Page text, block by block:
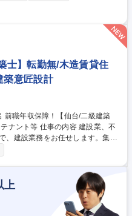
だきます。 【具体的に
担当業務からスタート ■SE構法を
基本設計）■地域特性や設計トレ
・施工方法などの詳細検討（意
およびプレゼンテーション■積
品・施工の確認 ■協力会社との
士】転勤無/木造賃貸住
築意匠設計
容 建設業、不
、建設業務をお任せします。集合
、倉庫、戸建住宅など幅広い用途
り） ■企画・コンセプトづく
工管理・物件管理部門との調整 ★
ZERO 自社で開発から管理まで
可能です。多様な案件を通じてス
上